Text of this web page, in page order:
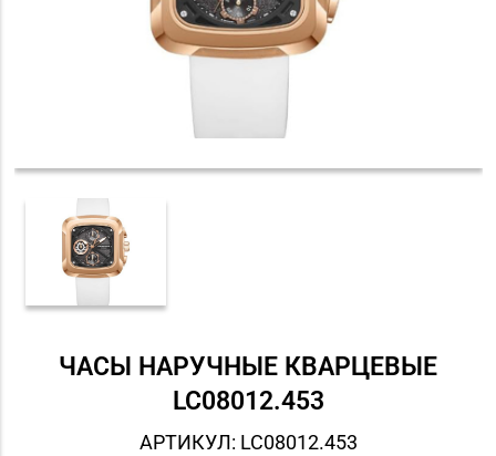
ЧАСЫ НАРУЧНЫЕ КВАРЦЕВЫЕ
LC08012.453
АРТИКУЛ: LC08012.453